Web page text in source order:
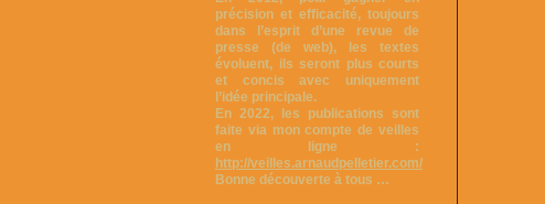
précision et efficacité, toujours
dans l’esprit d’une revue de
presse (de web), les textes
évoluent, ils seront plus courts
et concis avec uniquement
l’idée principale.
En 2022, les publications sont
faite via mon compte de veilles
en ligne :
http://veilles.arnaudpelletier.com/
Bonne découverte à tous …